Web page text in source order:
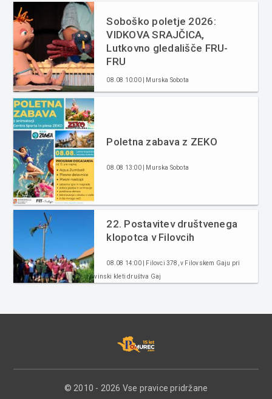
Soboško poletje 2026:
VIDKOVA SRAJČICA,
Lutkovno gledališče FRU-
FRU
08.08 10:00 | Murska Sobota
Poletna zabava z ZEKO
08.08 13:00 | Murska Sobota
22. Postavitev društvenega
klopotca v Filovcih
08.08 14:00 | Filovci 378, v Filovskem Gaju pri
vinski kleti društva Gaj
© 2010 - 2026 Vse pravice pridržane